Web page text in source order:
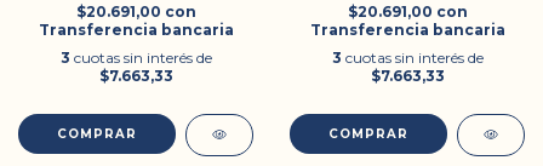
$20.691,00 con
Transferencia bancaria
3 cuotas sin interés de
$7.663,33
$20.691,00 con
Transferencia bancaria
3 cuotas sin interés de
$7.663,33